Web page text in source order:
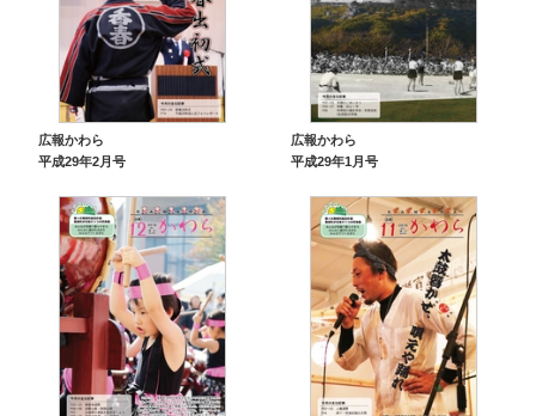
広報かわら
平成29年2月号
広報かわら
平成29年1月号